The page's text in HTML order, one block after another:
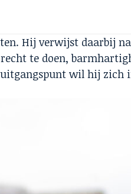
Hij verwijst daarbij
te doen,
uitgangspunt wil hij zich